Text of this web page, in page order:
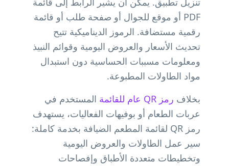
PDF أو موقع للجوال أو صفحة طلب أو قائمة
رقمية مستضافة. الرموز الديناميكية تتيح
تحديث الأسعار والعروض اليومية وقوائم النبيذ
ومعلومات مسببات الحساسية دون استبدال
مواد الطاولات المطبوعة.
بخلاف رمز QR عام للقائمة
المستخدم في
عربات الطعام أو بوفيهات الفعاليات، يستهدف
رمز QR لقائمة المطعم الضيافة بخدمة كاملة:
سير عمل الطاولات والعروض اليومية
وتخطيطات متعددة الأطباق وإفصاحات